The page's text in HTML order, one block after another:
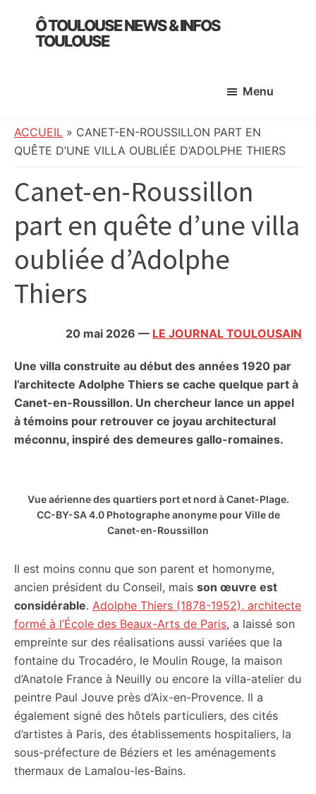
primary
Ô TOULOUSE NEWS & INFOS
TOULOUSE
:
info
société,
culture,
politique,
faits
et
citoyennes
Menu
ACCUEIL » CANET-EN-ROUSSILLON PART EN
QUÊTE D’UNE VILLA OUBLIÉE D’ADOLPHE THIERS
Canet-en-Roussillon
part en quête d’une villa
oubliée d’Adolphe
Thiers
20 mai 2026 — LE JOURNAL TOULOUSAIN
Une villa construite au début des années 1920 par
l’architecte Adolphe Thiers se cache quelque part à
Canet-en-Roussillon. Un chercheur lance un appel
à témoins pour retrouver ce joyau architectural
méconnu, inspiré des demeures gallo-romaines.
Vue aérienne des quartiers port et nord à Canet-Plage.
CC-BY-SA 4.0 Photographe anonyme pour Ville de
Canet-en-Roussillon
Il est moins connu que son parent et homonyme,
ancien président du Conseil, mais son œuvre est
considérable. Adolphe Thiers (1878-1952), architecte
formé à l’École des Beaux-Arts de Paris, a laissé son
empreinte sur des réalisations aussi variées que la
fontaine du Trocadéro, le Moulin Rouge, la maison
d’Anatole France à Neuilly ou encore la villa-atelier du
peintre Paul Jouve près d’Aix-en-Provence. Il a
également signé des hôtels particuliers, des cités
d’artistes à Paris, des établissements hospitaliers, la
sous-préfecture de Béziers et les aménagements
thermaux de Lamalou-les-Bains.